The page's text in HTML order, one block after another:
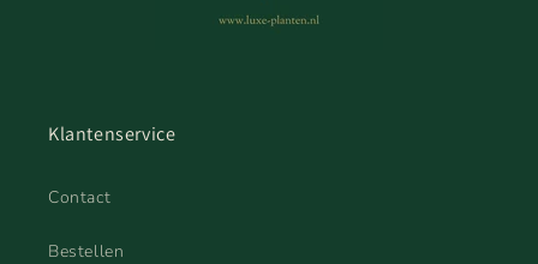
Klantenservice
Contact
Bestellen